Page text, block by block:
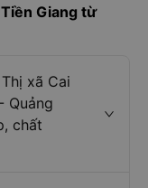
Giang từ
xã Cai
Quảng
chất